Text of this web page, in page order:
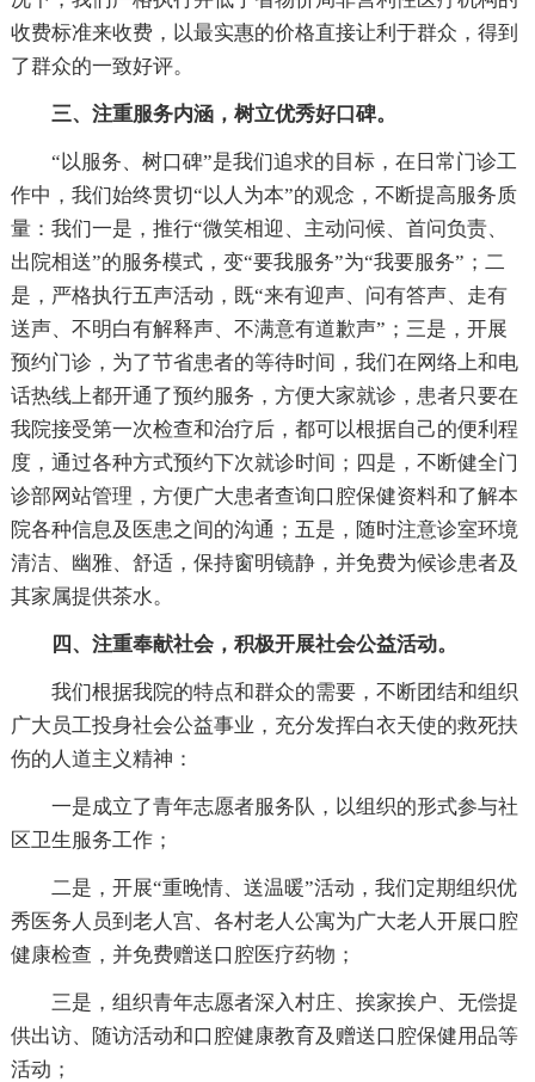
收费标准来收费，以最实惠的价格直接让利于群众，得到
了群众的一致好评。
三、注重服务内涵，树立优秀好口碑。
“以服务、树口碑”是我们追求的目标，在日常门诊工
作中，我们始终贯切“以人为本”的观念，不断提高服务质
量：我们一是，推行“微笑相迎、主动问候、首问负责、
出院相送”的服务模式，变“要我服务”为“我要服务”；二
是，严格执行五声活动，既“来有迎声、问有答声、走有
送声、不明白有解释声、不满意有道歉声”；三是，开展
预约门诊，为了节省患者的等待时间，我们在网络上和电
话热线上都开通了预约服务，方便大家就诊，患者只要在
我院接受第一次检查和治疗后，都可以根据自己的便利程
度，通过各种方式预约下次就诊时间；四是，不断健全门
诊部网站管理，方便广大患者查询口腔保健资料和了解本
院各种信息及医患之间的沟通；五是，随时注意诊室环境
清洁、幽雅、舒适，保持窗明镜静，并免费为候诊患者及
其家属提供茶水。
四、注重奉献社会，积极开展社会公益活动。
我们根据我院的特点和群众的需要，不断团结和组织
广大员工投身社会公益事业，充分发挥白衣天使的救死扶
伤的人道主义精神：
一是成立了青年志愿者服务队，以组织的形式参与社
区卫生服务工作；
二是，开展“重晚情、送温暖”活动，我们定期组织优
秀医务人员到老人宫、各村老人公寓为广大老人开展口腔
健康检查，并免费赠送口腔医疗药物；
三是，组织青年志愿者深入村庄、挨家挨户、无偿提
供出访、随访活动和口腔健康教育及赠送口腔保健用品等
活动；